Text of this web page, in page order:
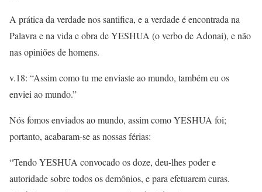
A prática da verdade nos santifica, e a verdade é encontrada na
Palavra e na vida e obra de YESHUA (o verbo de Adonai), e não
nas opiniões de homens.
v.18: “Assim como tu me enviaste ao mundo, também eu os
enviei ao mundo.”
Nós fomos enviados ao mundo, assim como YESHUA foi;
portanto, acabaram-se as nossas férias:
“Tendo YESHUA convocado os doze, deu-lhes poder e
autoridade sobre todos os demônios, e para efetuarem curas.